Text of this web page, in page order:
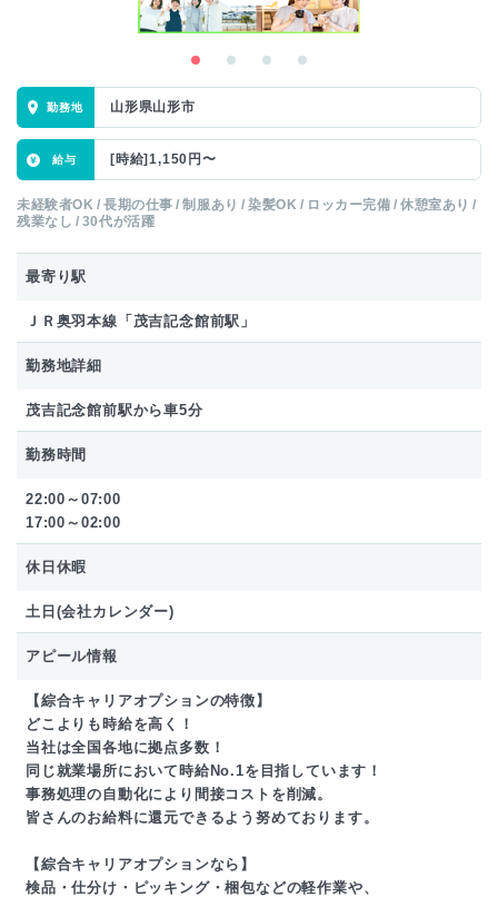
山形県山形市
[時給]1,150円〜
未経験者OK 長期の仕事 制服あり 染髪OK ロッカー完備
休憩室あり
残業なし
30代が活躍
最寄り駅
ＪＲ奥羽本線「茂吉記念館前駅」
勤務地詳細
茂吉記念館前駅から車5分
勤務時間
22:00～07:00
17:00～02:00
休日休暇
土日(会社カレンダー)
アピール情報
【綜合キャリアオプションの特徴】
どこよりも時給を高く！
当社は全国各地に拠点多数！
同じ就業場所において時給No.1を目指しています！
事務処理の自動化により間接コストを削減。
皆さんのお給料に還元できるよう努めております。
【綜合キャリアオプションなら】
検品・仕分け・ピッキング・梱包などの軽作業や、